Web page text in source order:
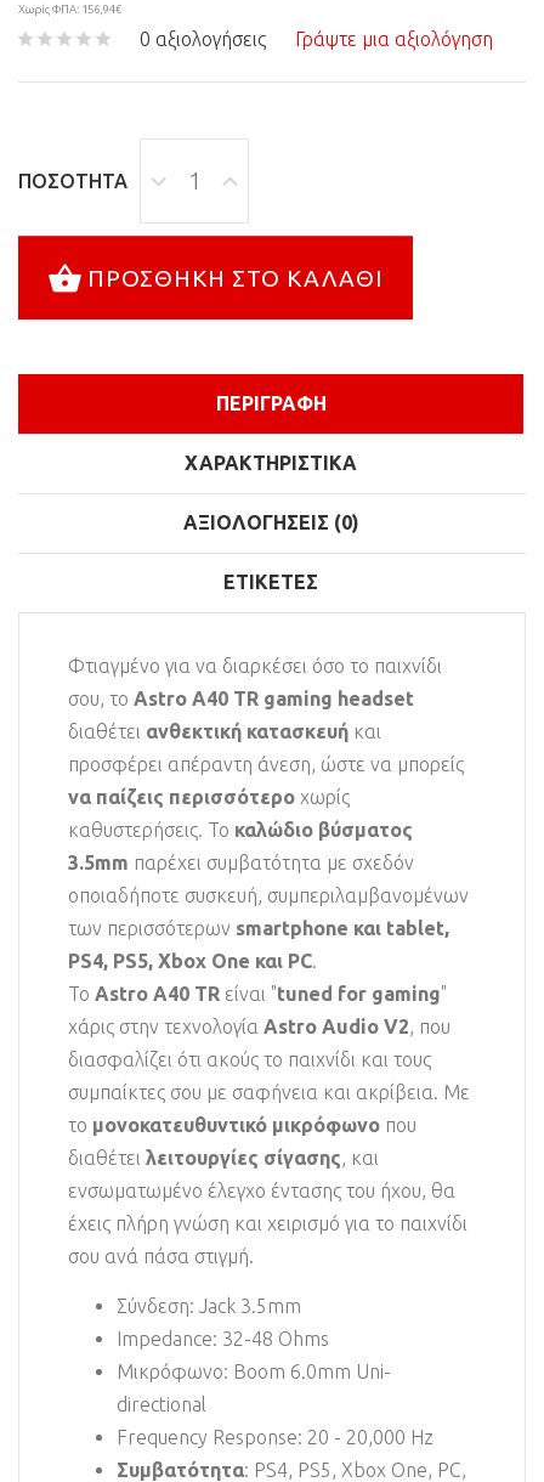
Χωρίς ΦΠΑ: 156,94€
0 αξιολογήσεις Γράψτε μια αξιολόγηση
ΠΟΣΌΤΗΤΑ
ΠΡΟΣΘΉΚΗ ΣΤΟ ΚΑΛΆΘΙ
ΠΕΡΙΓΡΑΦΉ
ΧΑΡΑΚΤΗΡΙΣΤΙΚΆ
ΑΞΙΟΛΟΓΉΣΕΙΣ (0)
ΕΤΙΚΈΤΕΣ
Φτιαγμένο για να διαρκέσει όσο το παιχνίδι
σου, το Astro A40 TR gaming headset
διαθέτει ανθεκτική κατασκευή και
προσφέρει απέραντη άνεση, ώστε να μπορείς
να παίζεις περισσότερο χωρίς
καθυστερήσεις. Το καλώδιο βύσματος
3.5mm παρέχει συμβατότητα με σχεδόν
οποιαδήποτε συσκευή, συμπεριλαμβανομένων
των περισσότερων smartphone και tablet,
PS4, PS5, Xbox One και PC.
Το Astro A40 TR είναι "tuned for gaming"
χάρις στην τεχνολογία Astro Audio V2, που
διασφαλίζει ότι ακούς το παιχνίδι και τους
συμπαίκτες σου με σαφήνεια και ακρίβεια. Με
το μονοκατευθυντικό μικρόφωνο που
διαθέτει λειτουργίες σίγασης, και
ενσωματωμένο έλεγχο έντασης του ήχου, θα
έχεις πλήρη γνώση και χειρισμό για το παιχνίδι
σου ανά πάσα στιγμή.
Σύνδεση: Jack 3.5mm
Impedance: 32-48 Ohms
Μικρόφωνο: Boom 6.0mm Uni-
directional
Frequency Response: 20 - 20,000 Hz
Συμβατότητα: PS4, PS5, Xbox One, PC,